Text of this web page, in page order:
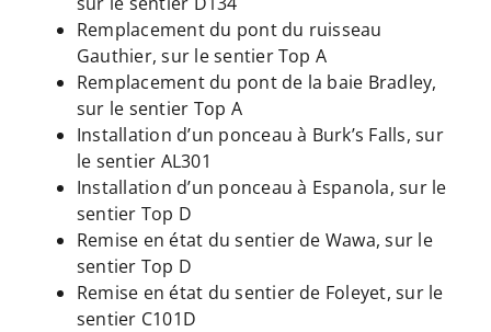
Remplacement du pont du ruisseau
Gauthier, sur le sentier Top A
Remplacement du pont de la baie Bradley,
sur le sentier Top A
Installation d’un ponceau à Burk’s Falls, sur
le sentier AL301
Installation d’un ponceau à Espanola, sur le
sentier Top D
Remise en état du sentier de Wawa, sur le
sentier Top D
Remise en état du sentier de Foleyet, sur le
sentier C101D